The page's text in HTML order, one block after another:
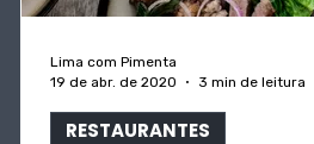
Lima com Pimenta
19 de abr. de 2020
3 min de leitura
RESTAURANTES